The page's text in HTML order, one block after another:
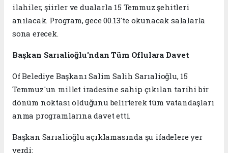
ilahiler, şiirler ve dualarla 15 Temmuz şehitleri
anılacak. Program, gece 00.13'te okunacak salalarla
sona erecek.
Başkan Sarıalioğlu'ndan Tüm Oflulara Davet
Of Belediye Başkanı Salim Salih Sarıalioğlu, 15
Temmuz'un millet iradesine sahip çıkılan tarihi bir
dönüm noktası olduğunu belirterek tüm vatandaşları
anma programlarına davet etti.
Başkan Sarıalioğlu açıklamasında şu ifadelere yer
verdi: